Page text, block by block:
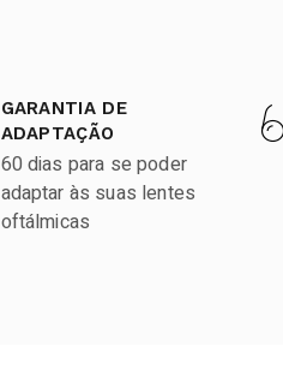
GARANTIA DE
ADAPTAÇÃO
60 dias para se poder
adaptar às suas lentes
oftálmicas